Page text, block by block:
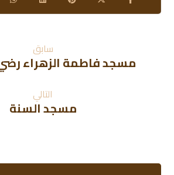
سابق
مسجد فاطمة الزهراء رضي
التالي
مسجد السنة